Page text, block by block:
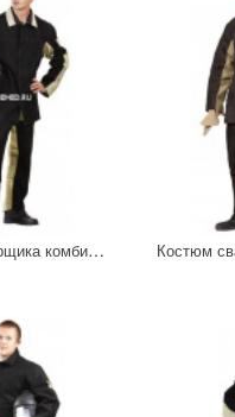
Костюм сварщика комбинированный